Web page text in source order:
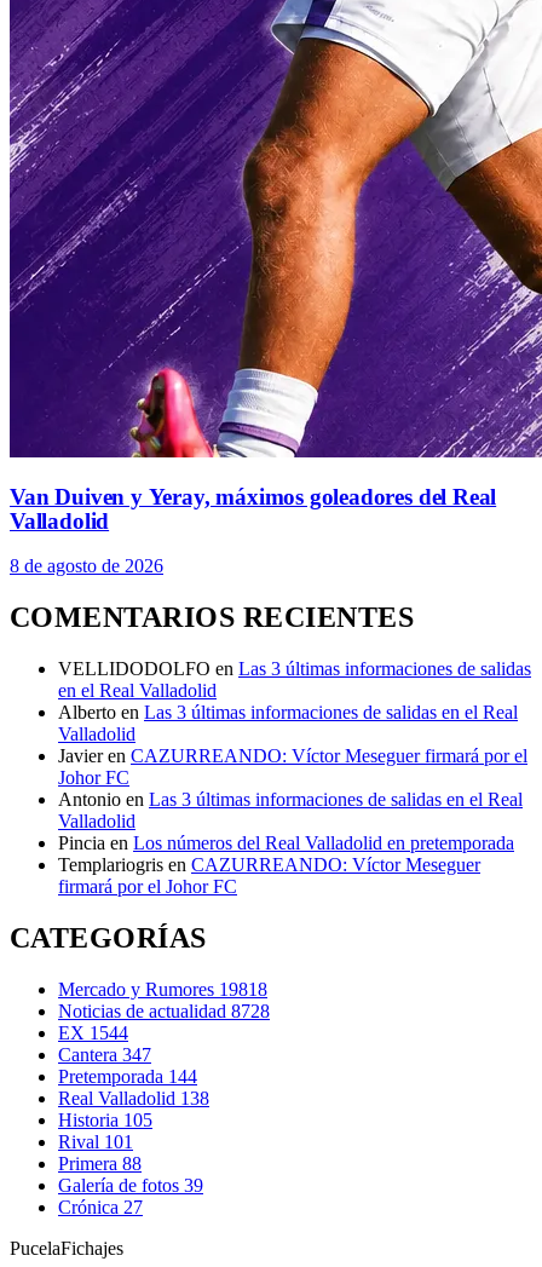
Van Duiven y Yeray, máximos goleadores del Real
Valladolid
8 de agosto de 2026
COMENTARIOS RECIENTES
VELLIDODOLFO en Las 3 últimas informaciones de salidas
en el Real Valladolid
Alberto en Las 3 últimas informaciones de salidas en el Real
Valladolid
Javier en CAZURREANDO: Víctor Meseguer firmará por el
Johor FC
Antonio en Las 3 últimas informaciones de salidas en el Real
Valladolid
Pincia en Los números del Real Valladolid en pretemporada
Templariogris en CAZURREANDO: Víctor Meseguer
firmará por el Johor FC
CATEGORÍAS
Mercado y Rumores 19818
Noticias de actualidad 8728
EX 1544
Cantera 347
Pretemporada 144
Real Valladolid 138
Historia 105
Rival 101
Primera 88
Galería de fotos 39
Crónica 27
PucelaFichajes